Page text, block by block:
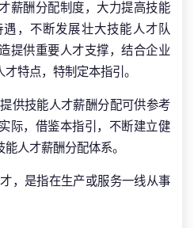
薪酬分配制度，大力提高技能
，不断发展壮大技能人才队
提供重要人才支撑，结合企业
特点，特制定本指引。
供技能人才薪酬分配可供参考
际，借鉴本指引，不断建立健
人才薪酬分配体系。
，是指在生产或服务一线从事